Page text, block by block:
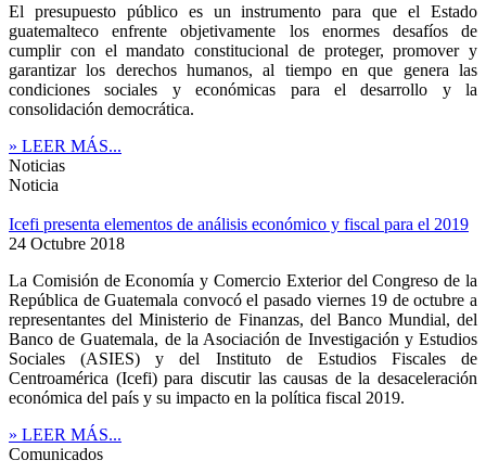
El presupuesto público es un instrumento para que el Estado
guatemalteco enfrente objetivamente los enormes desafíos de
cumplir con el mandato constitucional de proteger, promover y
garantizar los derechos humanos, al tiempo en que genera las
condiciones sociales y económicas para el desarrollo y la
consolidación democrática.
» LEER MÁS...
Noticias
Noticia
Icefi presenta elementos de análisis económico y fiscal para el 2019
24 Octubre 2018
La Comisión de Economía y Comercio Exterior del Congreso de la
República de Guatemala convocó el pasado viernes 19 de octubre a
representantes del Ministerio de Finanzas, del Banco Mundial, del
Banco de Guatemala, de la Asociación de Investigación y Estudios
Sociales (ASIES) y del Instituto de Estudios Fiscales de
Centroamérica (Icefi) para discutir las causas de la desaceleración
económica del país y su impacto en la política fiscal 2019.
» LEER MÁS...
Comunicados